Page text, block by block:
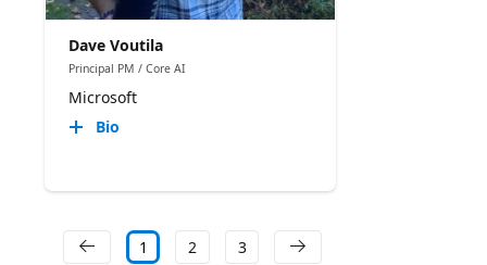
Dave Voutila
Principal PM / Core AI
Microsoft
Bio
1 2 3